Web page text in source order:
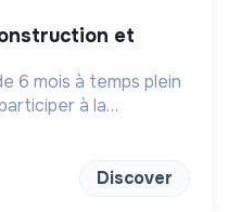
6 mois à temps plein
à la
de bâtiments
de
Discover